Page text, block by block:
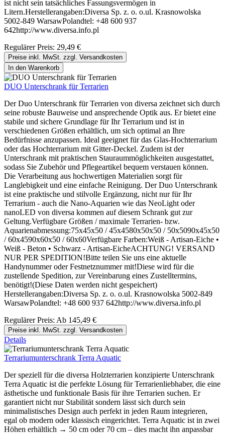
ist nicht sein tatsächliches Fassungsvermögen in
Litern.Herstellerangaben:Diversa Sp. z. o. o.ul. Krasnowolska
5002-849 WarsawPolandtel: +48 600 937
642http://www.diversa.info.pl
Regulärer Preis: 29,49 €
Preise inkl. MwSt. zzgl. Versandkosten
In den Warenkorb
DUO Unterschrank für Terrarien
Der Duo Unterschrank für Terrarien von diversa zeichnet sich durch
seine robuste Bauweise und ansprechende Optik aus. Er bietet eine
stabile und sichere Grundlage für Ihr Terrarium und ist in
verschiedenen Größen erhältlich, um sich optimal an Ihre
Bedürfnisse anzupassen. Ideal geeignet für das Glas-Hochterrarium
oder das Hochterrarium mit Gitter-Deckel. Zudem ist der
Unterschrank mit praktischen Stauraummöglichkeiten ausgestattet,
sodass Sie Zubehör und Pflegeartikel bequem verstauen können.
Die Verarbeitung aus hochwertigen Materialien sorgt für
Langlebigkeit und eine einfache Reinigung. Der Duo Unterschrank
ist eine praktische und stilvolle Ergänzung, nicht nur für Ihr
Terrarium - auch die Nano-Aquarien wie das NeoLight oder
nanoLED von diversa kommen auf diesem Schrank gut zur
Geltung.Verfügbare Größen / maximale Terrarien- bzw.
Aquarienabmessung:75x45x50 / 45x4580x50x50 / 50x5090x45x50
/ 60x4590x60x50 / 60x60Verfügbare Farben:Weiß - Artisan-Eiche •
Weiß - Beton • Schwarz - Artisan-EicheACHTUNG! VERSAND
NUR PER SPEDITION!Bitte teilen Sie uns eine aktuelle
Handynummer oder Festnetznummer mit!Diese wird für die
zustellende Spedition, zur Vereinbarung eines Zustelltermins,
benötigt!(Diese Daten werden nicht gespeichert)
Herstellerangaben:Diversa Sp. z. o. o.ul. Krasnowolska 5002-849
WarsawPolandtel: +48 600 937 642http://www.diversa.info.pl
Regulärer Preis: Ab 145,49 €
Preise inkl. MwSt. zzgl. Versandkosten
Details
Terrariumunterschrank Terra Aquatic
Der speziell für die diversa Holzterrarien konzipierte Unterschrank
Terra Aquatic ist die perfekte Lösung für Terrarienliebhaber, die eine
ästhetische und funktionale Basis für ihre Terrarien suchen. Er
garantiert nicht nur Stabilität sondern lässt sich durch sein
minimalistisches Design auch perfekt in jeden Raum integrieren,
egal ob modern oder klassisch eingerichtet. Terra Aquatic ist in zwei
Höhen erhältlich → 50 cm oder 70 cm – dies macht ihn anpassbar